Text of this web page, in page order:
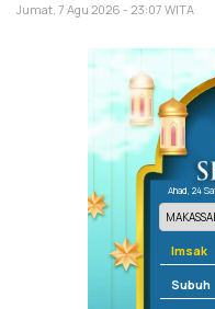
Jumat, 7 Agu 2026 - 23:07 WITA
Ahad, 24
Imsak
Subuh